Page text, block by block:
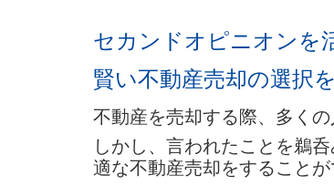
セカンドオピニオンを
賢い不動産売却の選択を
不動産を売却する際、多く
しかし、言われたことを鵜
適な不動産売却をすることが